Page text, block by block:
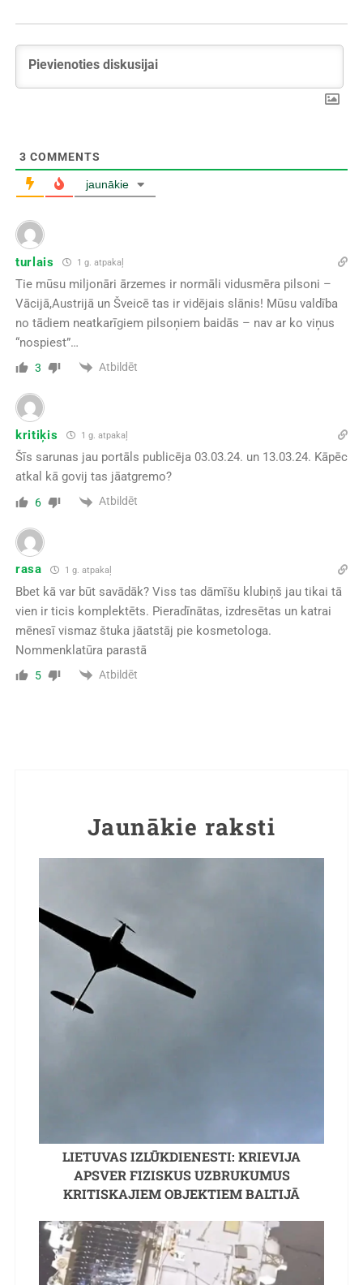
3 COMMENTS
jaunākie
turlais 1 g. atpakaļ
Tie mūsu miljonāri ārzemes ir normāli vidusmēra pilsoni –
Vācijā,Austrijā un Šveicē tas ir vidējais slānis! Mūsu valdība
no tādiem neatkarīgiem pilsoņiem baidās – nav ar ko viņus
“nospiest”…
3 Atbildēt
kritiķis 1 g. atpakaļ
Šīs sarunas jau portāls publicēja 03.03.24. un 13.03.24. Kāpēc
atkal kā govij tas jāatgremo?
6 Atbildēt
rasa 1 g. atpakaļ
Bbet kā var būt savādāk? Viss tas dāmīšu klubiņš jau tikai tā
vien ir ticis komplektēts. Pieradīnātas, izdresētas un katrai
mēnesī vismaz štuka jāatstāj pie kosmetologa.
Nommenklatūra parastā
5 Atbildēt
Jaunākie raksti
LIETUVAS IZLŪKDIENESTI: KRIEVIJA
APSVER FIZISKUS UZBRUKUMUS
KRITISKAJIEM OBJEKTIEM BALTIJĀ